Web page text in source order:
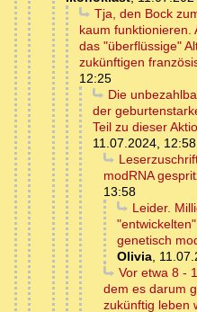
Tja, den Bock
kaum funktionieren.
das "überflüssige"
zukünftigen
12:25
Die
der
Teil zu dieser
11.07.2024, 12:58
modRNA
13:58
Leider.
genetisch
Olivia,
Vor etwa 8 -
dem es darum
zukünftig leben